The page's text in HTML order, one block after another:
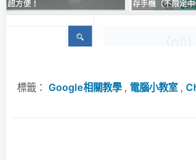
標籤： Google相關教學, 電腦小教室 ,